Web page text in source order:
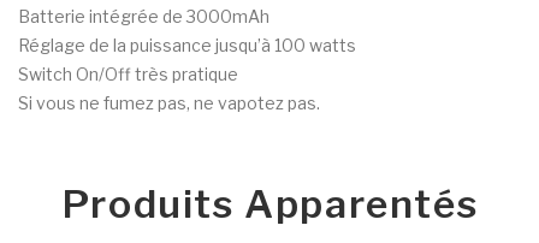
Batterie intégrée de 3000mAh
Réglage de la puissance jusqu’à 100 watts
Switch On/Off très pratique
Si vous ne fumez pas, ne vapotez pas.
Produits Apparentés